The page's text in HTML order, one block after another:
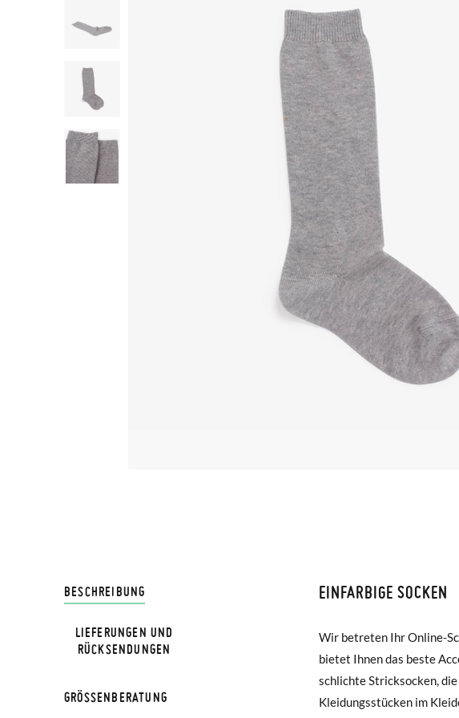
BESCHREIBUNG EINFARBIGE SOCKEN
Wir betreten Ihr Online-
bietet Ihnen das beste
schlichte Stricksocken,
Kleidungsstücken im
Hosen, sie sind in Größen
Wenn Sie Fragen zur
unsere Größentabelle an,
Produkte verfügbar ist.
LIEFERUNGEN UND
RÜCKSENDUNGEN
LIVRAISON ET
Bei Pisamonas ist die
Lieferung per Kurier
werden muss, da sie
GRÖSSENBERATUNG
GRÖßE